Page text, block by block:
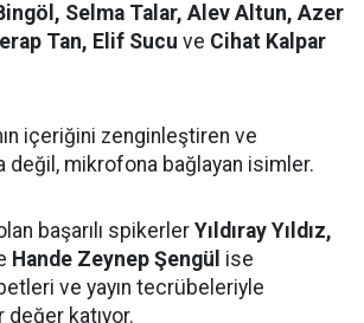
Selma Talar, Alev Altun, Azer
Tan, Elif Sucu ve Cihat Kalpar
içeriğini zenginleştiren ve
değil, mikrofona bağlayan isimler.
başarılı spikerler Yıldıray Yıldız,
Hande Zeynep Şengül ise
ve yayın tecrübeleriyle
değer katıyor.